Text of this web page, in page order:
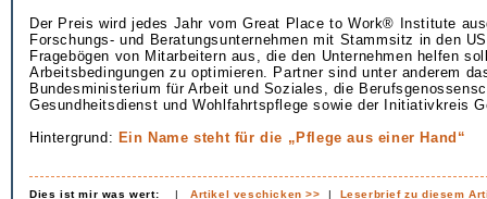
Der Preis wird jedes Jahr vom Great Place to Work® Institute
Forschungs- und Beratungsunternehmen mit Stammsitz in den
Fragebögen von Mitarbeitern aus, die den Unternehmen helfen
Arbeitsbedingungen zu optimieren. Partner sind unter anderem
Bundesministerium für Arbeit und Soziales, die
Gesundheitsdienst und Wohlfahrtspflege sowie der Initiativkreis
Hintergrund: Ein Name steht für die „Pflege aus einer Hand“
Dies ist mir was wert: |Artikel veschicken >> | Leserbrief zu diesem